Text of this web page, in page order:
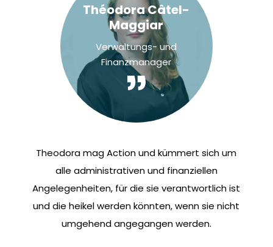
Théodora Câtel-
Maggiar
Verwaltungs- und
Finanzmanager
Theodora mag Action und kümmert sich um
alle administrativen und finanziellen
Angelegenheiten, für die sie verantwortlich ist
und die heikel werden könnten, wenn sie nicht
umgehend angegangen werden.